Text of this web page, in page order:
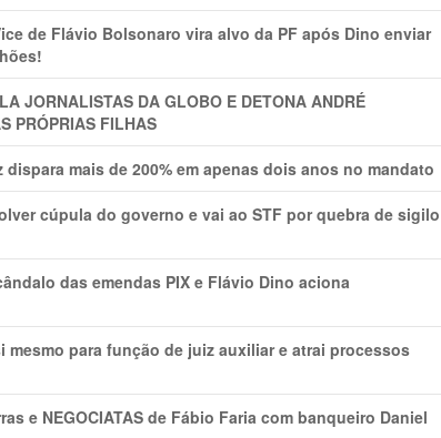
de Flávio Bolsonaro vira alvo da PF após Dino enviar
JORNALISTAS DA GLOBO E DETONA ANDRÉ
PRÓPRIAS FILHAS
mais de 200% em apenas dois anos no mandato
cúpula do governo e vai ao STF por quebra de sigilo
das emendas PIX e Flávio Dino aciona
mesmo para função de juiz auxiliar e atrai processos
e NEGOCIATAS de Fábio Faria com banqueiro Daniel